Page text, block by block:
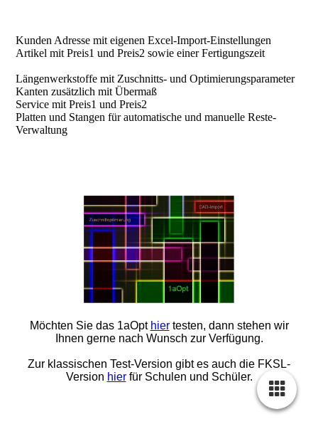
Kunden Adresse mit eigenen Excel-Import-Einstellungen
Artikel mit Preis1 und Preis2 sowie einer Fertigungszeit
Längenwerkstoffe mit Zuschnitts- und Optimierungsparameter
Kanten zusätzlich mit Übermaß
Service mit Preis1 und Preis2
Platten und Stangen für automatische und manuelle Reste-
Verwaltung
Möchten Sie das 1aOpt hiertesten, dann stehen wir
Ihnen gerne nach Wunsch zur Verfügung.
Zur klassischen Test-Version gibt es auch die FKSL-
Version hierfür Schulen und Schüler.